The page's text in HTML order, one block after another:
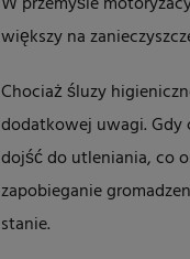
większy na
Chociaż śluzy
dodatkowej uwagi. Gdy
dojść do utleniania, co
zapobieganie
stanie.